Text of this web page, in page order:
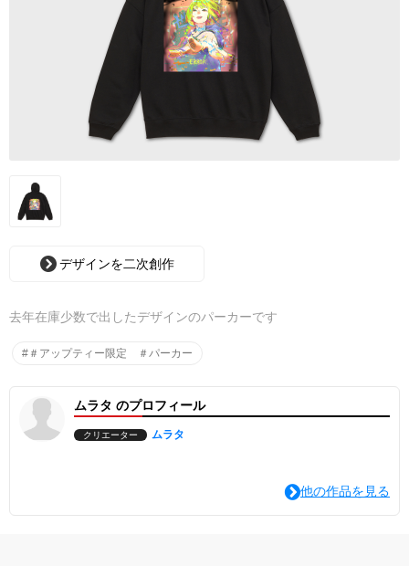
デザインを二次創作
去年在庫少数で出したデザインのパーカーです
#＃アップティー限定 ＃パーカー
ムラタ のプロフィール
クリエーター ムラタ
他の作品を見る